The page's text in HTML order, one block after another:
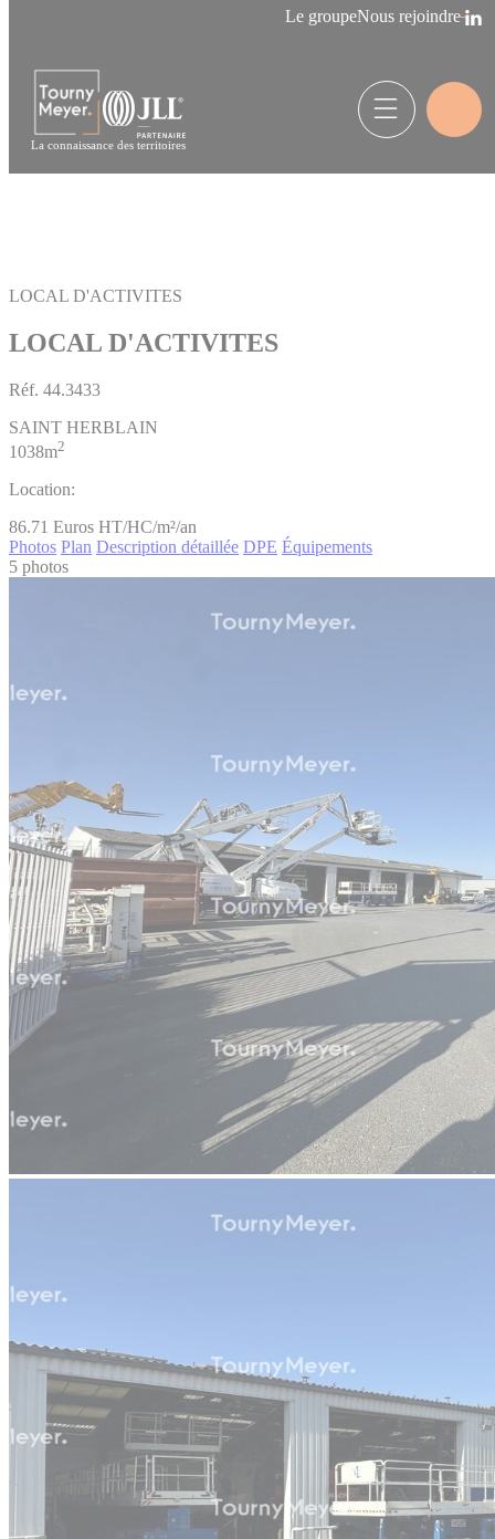
Le groupeNous rejoindre
La connaissance des territoires
LOCAL D'ACTIVITES
LOCAL D'ACTIVITES
Réf. 44.3433
SAINT HERBLAIN
1038m2
Location:
86.71 Euros HT/HC/m²/an
Photos Plan Description détaillée DPE Équipements
5 photos